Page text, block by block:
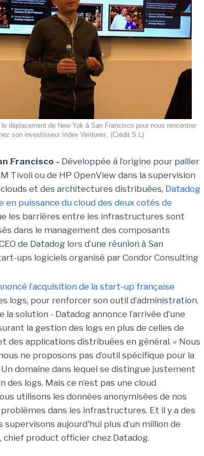
déplacement de New Yok à San Francisco pour nous rencontrer
son investisseur Index Ventures. (Crédit S.L)
Francisco - Développée à l’origine pour pallier
Tivoli ou de HP OpenView dans la supervision
et des architectures distribuées, Datadog
en puissance du cloud des deux cotés de
les barrières entre les infrastructures sont
dans le management des composants
de Datadog lors d’une réunion à San
ups logiciels organisé par Condor Consulting
l’acquisition de la start-up française
logs, pour renforcer son outil d’administration.
solution - Datadog annonce l’arrivée d’une
la gestion des logs en plus de celles de
des applications distribuées en général. « Nous
ne proposons pas d’outil spécifique pour la
domaine dans lequel se distingue justement
logs. Mais ce n’est pas une cloud
utilisons les données anonymisées de nos
dans les infrastructures. Et il y a des
aujourd'hui plus d’un million de
chief product officier chez Datadog.